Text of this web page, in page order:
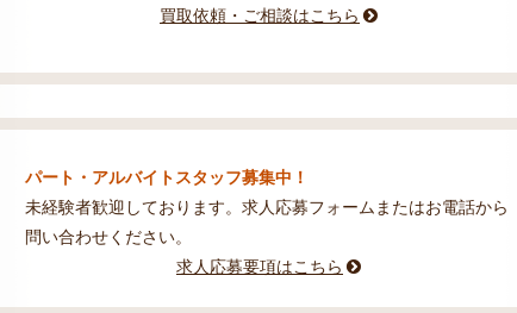
買取依頼・ご相談はこちら
パート・アルバイトスタッフ募集中！
未経験者歓迎しております。求人応募フォームまたはお電話から
問い合わせください。
求人応募要項はこちら